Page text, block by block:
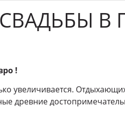
СВАДЬБЫ В
!
увеличивается.
древние